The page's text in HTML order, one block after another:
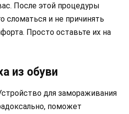
После этой процедуры
сломаться и не причинять
Просто оставьте их на
из обуви
для замораживания
поможет